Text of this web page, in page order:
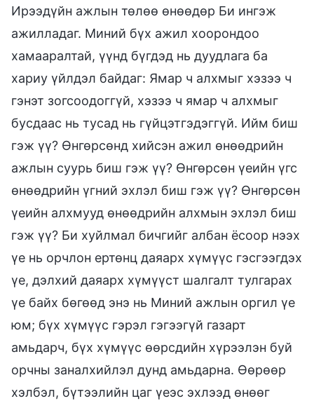
Ирээдүйн ажлын төлөө өнөөдөр Би ингэж
ажилладаг. Миний бүх ажил хоорондоо
хамааралтай, үүнд бүгдэд нь дуудлага ба
хариу үйлдэл байдаг: Ямар ч алхмыг хэзээ ч
гэнэт зогсоодоггүй, хэзээ ч ямар ч алхмыг
бусдаас нь тусад нь гүйцэтгэдэггүй. Ийм биш
гэж үү? Өнгөрсөнд хийсэн ажил өнөөдрийн
ажлын суурь биш гэж үү? Өнгөрсөн үеийн үгс
өнөөдрийн үгний эхлэл биш гэж үү? Өнгөрсөн
үеийн алхмууд өнөөдрийн алхмын эхлэл биш
гэж үү? Би хуйлмал бичгийг албан ёсоор нээх
үе нь орчлон ертөнц даяарх хүмүүс гэсгээгдэх
үе, дэлхий даяарх хүмүүст шалгалт тулгарах
үе байх бөгөөд энэ нь Миний ажлын оргил үе
юм; бүх хүмүүс гэрэл гэгээгүй газарт
амьдарч, бүх хүмүүс өөрсдийн хүрээлэн буй
орчны заналхийлэл дунд амьдарна. Өөрөөр
хэлбэл, бүтээлийн цаг үеэс эхлээд өнөөг